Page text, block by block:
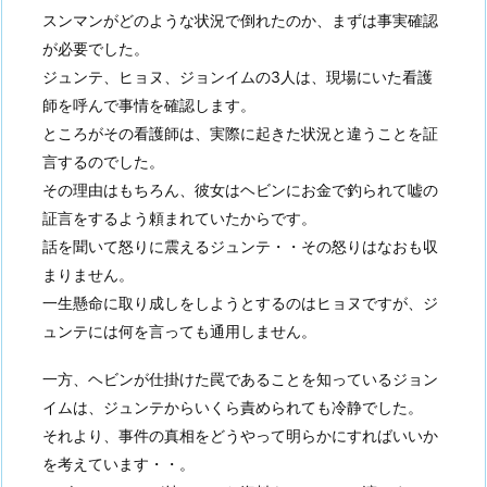
スンマンがどのような状況で倒れたのか、まずは事実確認
が必要でした。
ジュンテ、ヒョヌ、ジョンイムの3人は、現場にいた看護
師を呼んで事情を確認します。
ところがその看護師は、実際に起きた状況と違うことを証
言するのでした。
その理由はもちろん、彼女はヘビンにお金で釣られて嘘の
証言をするよう頼まれていたからです。
話を聞いて怒りに震えるジュンテ・・その怒りはなおも収
まりません。
一生懸命に取り成しをしようとするのはヒョヌですが、ジ
ュンテには何を言っても通用しません。
一方、ヘビンが仕掛けた罠であることを知っているジョン
イムは、ジュンテからいくら責められても冷静でした。
それより、事件の真相をどうやって明らかにすればいいか
を考えています・・。